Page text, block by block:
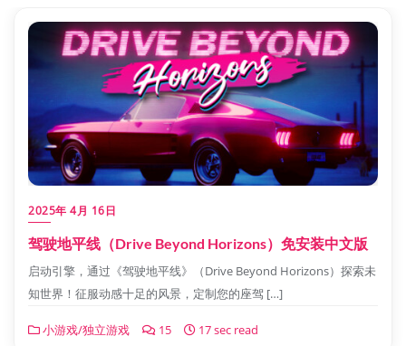
2025年 4月 16日
驾驶地平线（Drive Beyond Horizons）免安装中文版
启动引擎，通过《驾驶地平线》（Drive Beyond Horizons）探索未
知世界！征服动感十足的风景，定制您的座驾 […]
小游戏/独立游戏 15 17 sec read